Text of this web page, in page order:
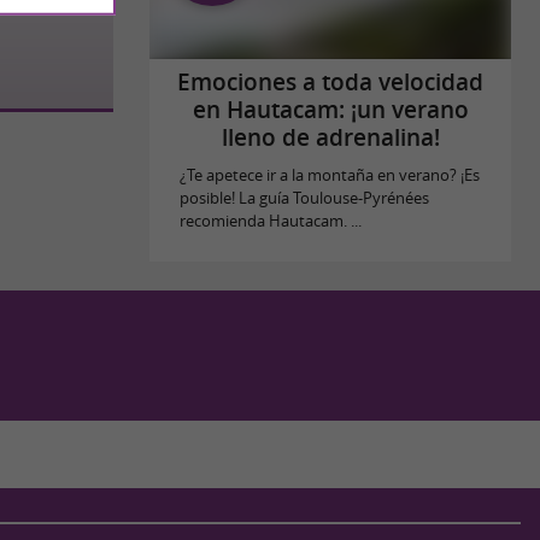
Emociones a toda velocidad
en Hautacam: ¡un verano
lleno de adrenalina!
¿Te apetece ir a la montaña en verano? ¡Es
posible! La guía Toulouse-Pyrénées
recomienda Hautacam. ...